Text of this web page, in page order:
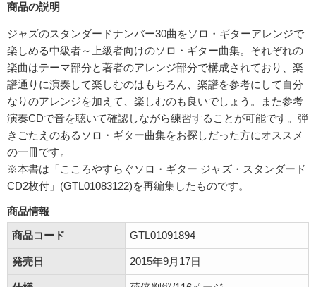
商品の説明
ジャズのスタンダードナンバー30曲をソロ・ギターアレンジで
楽しめる中級者～上級者向けのソロ・ギター曲集。それぞれの
楽曲はテーマ部分と著者のアレンジ部分で構成されており、楽
譜通りに演奏して楽しむのはもちろん、楽譜を参考にして自分
なりのアレンジを加えて、楽しむのも良いでしょう。また参考
演奏CDで音を聴いて確認しながら練習することが可能です。弾
きごたえのあるソロ・ギター曲集をお探しだった方にオススメ
の一冊です。
※本書は「こころやすらぐソロ・ギター ジャズ・スタンダード
CD2枚付」(GTL01083122)を再編集したものです。
商品情報
商品コード
GTL01091894
発売日 2015年9月17日